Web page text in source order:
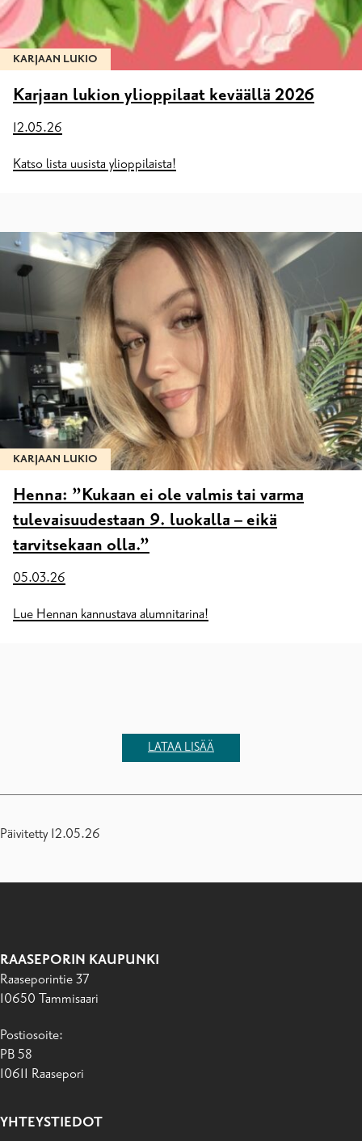
KARJAAN LUKIO
Karjaan lukion ylioppilaat keväällä 2026
12.05.26
Katso lista uusista ylioppilaista!
KARJAAN LUKIO
Henna: ”Kukaan ei ole valmis tai varma
tulevaisuudestaan 9. luokalla – eikä
tarvitsekaan olla.”
05.03.26
Lue Hennan kannustava alumnitarina!
LATAA LISÄÄ
Päivitetty 12.05.26
RAASEPORIN KAUPUNKI
Raaseporintie 37
10650 Tammisaari
Postiosoite:
PB 58
10611 Raasepori
YHTEYSTIEDOT